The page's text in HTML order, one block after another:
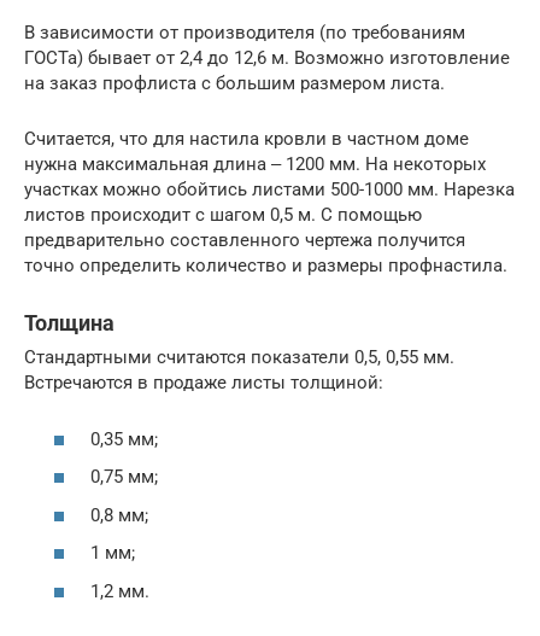
В зависимости от производителя (по требованиям
ГОСТа) бывает от 2,4 до 12,6 м. Возможно изготовление
на заказ профлиста с большим размером листа.
Считается, что для настила кровли в частном доме
нужна максимальная длина ‒ 1200 мм. На некоторых
участках можно обойтись листами 500-1000 мм. Нарезка
листов происходит с шагом 0,5 м. С помощью
предварительно составленного чертежа получится
точно определить количество и размеры профнастила.
Толщина
Стандартными считаются показатели 0,5, 0,55 мм.
Встречаются в продаже листы толщиной:
0,35 мм;
0,75 мм;
0,8 мм;
1 мм;
1,2 мм.